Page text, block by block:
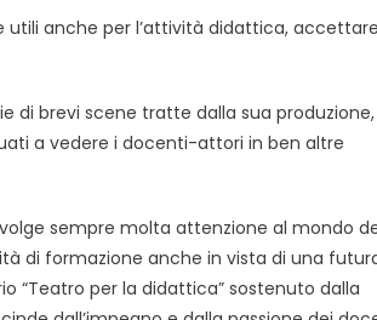
anche per l’attività didattica,
di brevi scene tratte dalla sua
a vedere i docenti-attori in ben altre
sempre molta attenzione al mondo
di formazione anche in vista di una
“Teatro per la didattica” sostenuto dalla